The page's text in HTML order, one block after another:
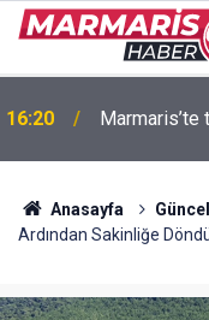
16:20
Anasayfa Güncel
Ardından Sakinliğe